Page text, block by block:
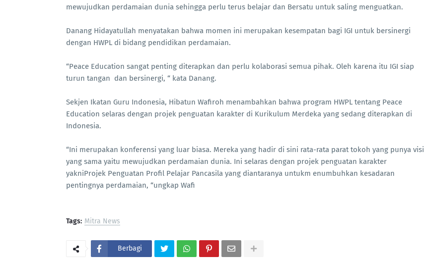
mewujudkan perdamaian dunia sehingga perlu terus belajar dan Bersatu untuk saling menguatkan.
Danang Hidayatullah menyatakan bahwa momen ini merupakan kesempatan bagi IGI untuk bersinergi
dengan HWPL di bidang pendidikan perdamaian.
“Peace Education sangat penting diterapkan dan perlu kolaborasi semua pihak. Oleh karena itu IGI siap
turun tangan dan bersinergi, “ kata Danang.
Sekjen Ikatan Guru Indonesia, Hibatun Wafiroh menambahkan bahwa program HWPL tentang Peace
Education selaras dengan projek penguatan karakter di Kurikulum Merdeka yang sedang diterapkan di
Indonesia.
“Ini merupakan konferensi yang luar biasa. Mereka yang hadir di sini rata-rata parat tokoh yang punya visi
yang sama yaitu mewujudkan perdamaian dunia. Ini selaras dengan projek penguatan karakter
yakniProjek Penguatan Profil Pelajar Pancasila yang diantaranya untukm enumbuhkan kesadaran
pentingnya perdamaian, “ungkap Wafi
Tags: Mitra News
Berbagi